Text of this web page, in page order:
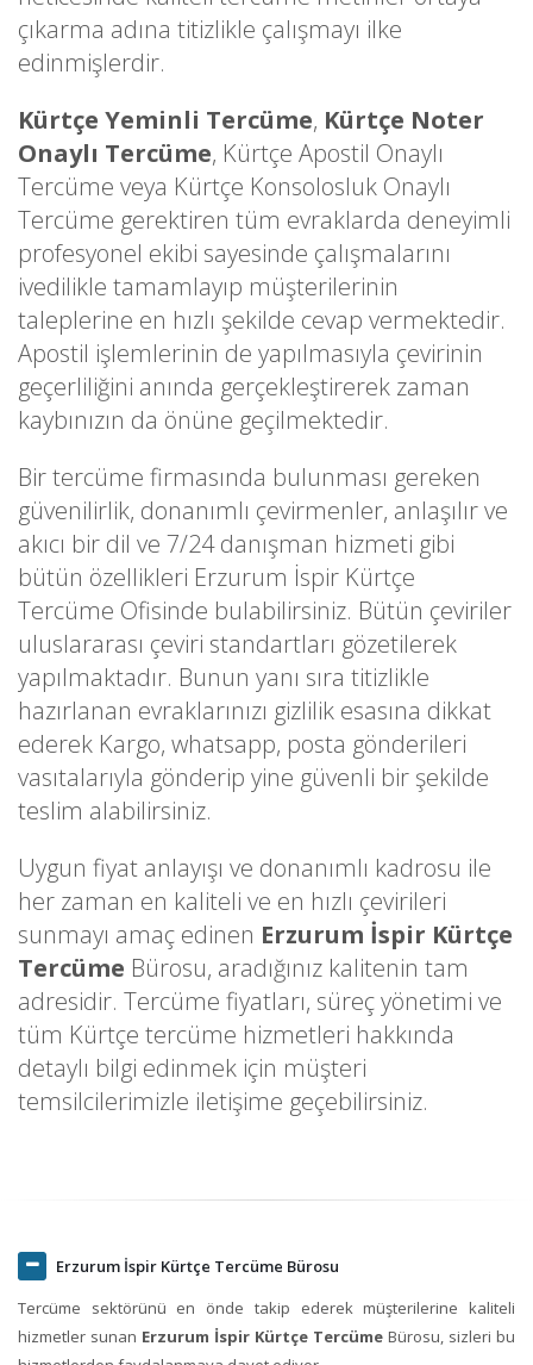
çıkarma adına titizlikle çalışmayı ilke
edinmişlerdir.
Kürtçe Yeminli Tercüme, Kürtçe Noter
Onaylı Tercüme, Kürtçe Apostil Onaylı
Tercüme veya Kürtçe Konsolosluk Onaylı
Tercüme gerektiren tüm evraklarda deneyimli
profesyonel ekibi sayesinde çalışmalarını
ivedilikle tamamlayıp müşterilerinin
taleplerine en hızlı şekilde cevap vermektedir.
Apostil işlemlerinin de yapılmasıyla çevirinin
geçerliliğini anında gerçekleştirerek zaman
kaybınızın da önüne geçilmektedir.
Bir tercüme firmasında bulunması gereken
güvenilirlik, donanımlı çevirmenler, anlaşılır ve
akıcı bir dil ve 7/24 danışman hizmeti gibi
bütün özellikleri Erzurum İspir Kürtçe
Tercüme Ofisinde bulabilirsiniz. Bütün çeviriler
uluslararası çeviri standartları gözetilerek
yapılmaktadır. Bunun yanı sıra titizlikle
hazırlanan evraklarınızı gizlilik esasına dikkat
ederek Kargo, whatsapp, posta gönderileri
vasıtalarıyla gönderip yine güvenli bir şekilde
teslim alabilirsiniz.
Uygun fiyat anlayışı ve donanımlı kadrosu ile
her zaman en kaliteli ve en hızlı çevirileri
sunmayı amaç edinen Erzurum İspir Kürtçe
Tercüme Bürosu, aradığınız kalitenin tam
adresidir. Tercüme fiyatları, süreç yönetimi ve
tüm Kürtçe tercüme hizmetleri hakkında
detaylı bilgi edinmek için müşteri
temsilcilerimizle iletişime geçebilirsiniz.
Erzurum İspir Kürtçe Tercüme Bürosu
Tercüme sektörünü en önde takip ederek müşterilerine kaliteli
hizmetler sunan Erzurum İspir Kürtçe Tercüme Bürosu, sizleri bu